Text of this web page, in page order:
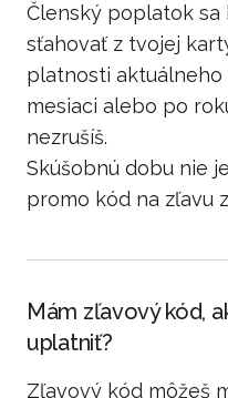
Členský poplatok
sťahovať z tvojej
platnosti aktuálneho
mesiaci alebo po
nezrušíš.
Skúšobnú dobu nie
promo kód na zľavu
Mám zľavový kód,
uplatniť?
Zľavový kód môžeš